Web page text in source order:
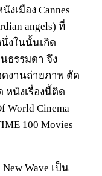
งเมือง Cannes
angels) ที่
งในนั้นเกิด
ธรรมดา จึง
งานถ่ายภาพ ตัด
หนังเรื่องนี้ติด
World Cinema
100 Movies
New Wave เป็น